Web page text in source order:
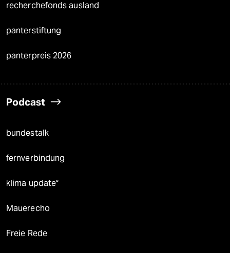
recherchefonds ausland
panterstiftung
panterpreis 2026
Podcast
bundestalk
fernverbindung
klima update°
Mauerecho
Freie Rede